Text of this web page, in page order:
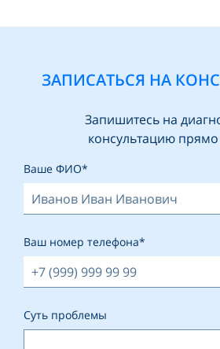
ЗАПИСАТЬСЯ НА
Запишитесь на
консультацию прямо
Ваше ФИО*
Ваш номер телефона*
Суть проблемы